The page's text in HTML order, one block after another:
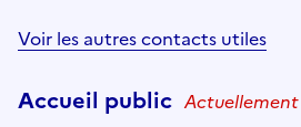
Voir les autres contacts utiles
Accueil public